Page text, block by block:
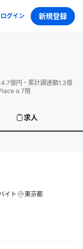
ログイン 新規登録
億円 ・ 累計調達額1.3億
α 7階
求人
イト 東京都